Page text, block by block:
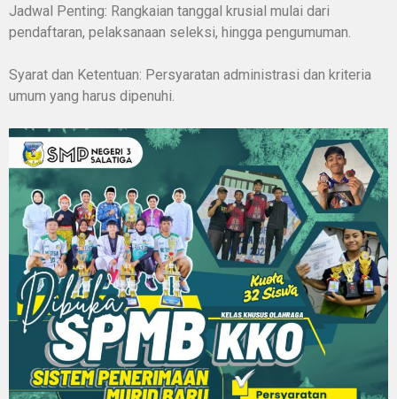
Jadwal Penting: Rangkaian tanggal krusial mulai dari
pendaftaran, pelaksanaan seleksi, hingga pengumuman.
Syarat dan Ketentuan: Persyaratan administrasi dan kriteria
umum yang harus dipenuhi.